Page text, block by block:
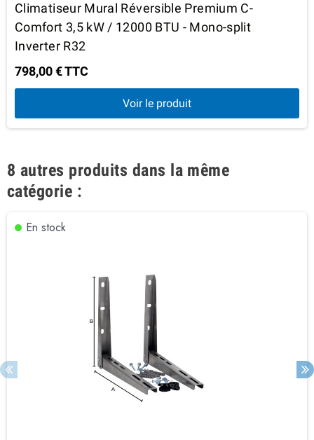
Climatiseur Mural Réversible Premium C-
Comfort 3,5 kW / 12000 BTU - Mono-split
Inverter R32
798,00 € TTC
Voir le produit
8 autres produits dans la même
catégorie :
En stock